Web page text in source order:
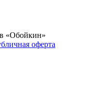
«Обойкин»
оферта